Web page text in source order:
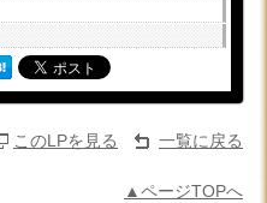
このLPを見る 一覧に戻る
▲ページTOPへ